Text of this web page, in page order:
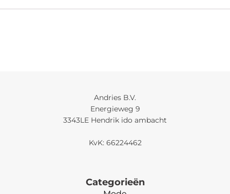
Andries B.V.
Energieweg 9
3343LE Hendrik ido ambacht
KvK: 66224462
Categorieën